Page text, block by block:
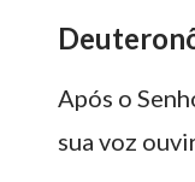
Após o
sua voz